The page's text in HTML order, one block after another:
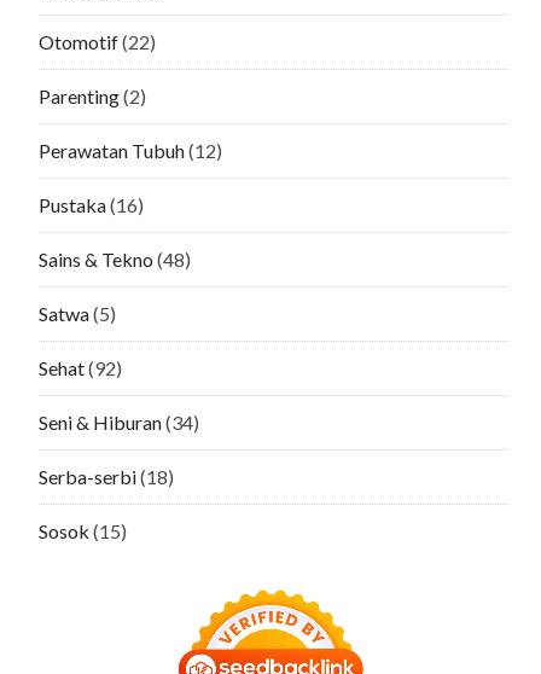
Otomotif(22)
Parenting(2)
Perawatan Tubuh(12)
Pustaka(16)
Sains & Tekno (48)
Satwa(5)
Sehat(92)
Seni & Hiburan(34)
Serba-serbi(18)
Sosok (15)